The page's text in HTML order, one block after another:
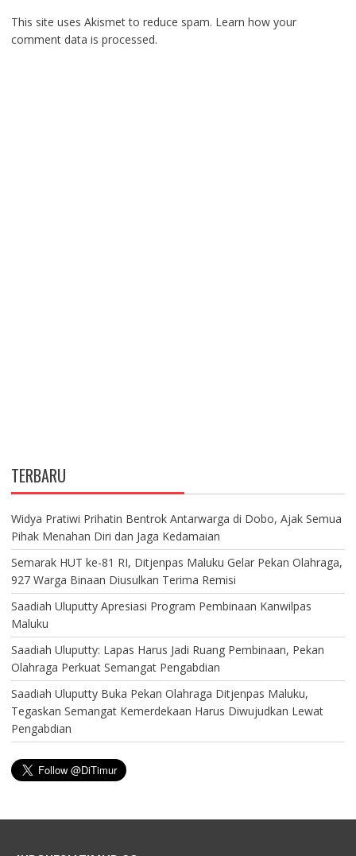
This site uses Akismet to reduce spam. Learn how your
comment data is processed.
TERBARU
Widya Pratiwi Prihatin Bentrok Antarwarga di Dobo, Ajak Semua
Pihak Menahan Diri dan Jaga Kedamaian
Semarak HUT ke-81 RI, Ditjenpas Maluku Gelar Pekan Olahraga,
927 Warga Binaan Diusulkan Terima Remisi
Saadiah Uluputty Apresiasi Program Pembinaan Kanwilpas
Maluku
Saadiah Uluputty: Lapas Harus Jadi Ruang Pembinaan, Pekan
Olahraga Perkuat Semangat Pengabdian
Saadiah Uluputty Buka Pekan Olahraga Ditjenpas Maluku,
Tegaskan Semangat Kemerdekaan Harus Diwujudkan Lewat
Pengabdian